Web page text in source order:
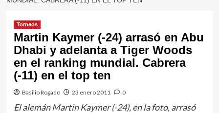
Torneos
Martin Kaymer (-24) arrasó en Abu
Dhabi y adelanta a Tiger Woods
en el ranking mundial. Cabrera
(-11) en el top ten
Basilio Rogado 23 enero 2011 0
El alemán Martin Kaymer (-24), en la foto, arrasó